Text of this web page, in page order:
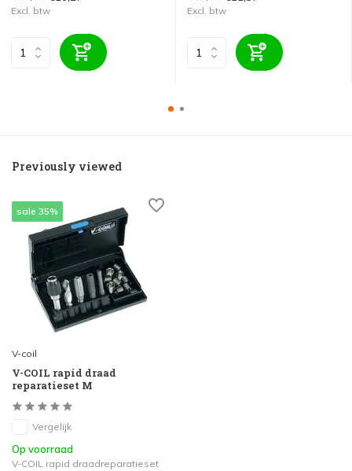
Excl. btw Excl. btw
Previously viewed
sale 35%
V-coil
V-COIL rapid draad
reparatieset M
Vergelijk
Op voorraad
V-COIL rapid draadreparatieset